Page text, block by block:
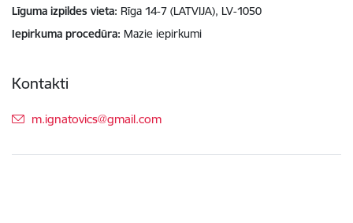
Līguma izpildes vieta Rīga 14-7 (LATVIJA), LV-1050
Iepirkuma procedūra Mazie iepirkumi
Kontakti
E-pasts:
m.ignatovics@gmail.com